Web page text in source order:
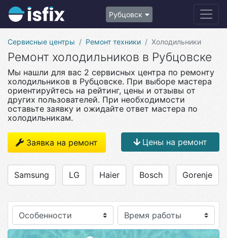
Рубцовск
Сервисные центры Ремонт техники Холодильники
Ремонт холодильников в Рубцовске
Мы нашли для вас 2 сервисных центра по ремонту
холодильников в Рубцовске. При выборе мастера
ориентируйтесь на рейтинг, цены и отзывы от
других пользователей. При необходимости
оставьте заявку и ожидайте ответ мастера по
холодильникам.
Заявка на ремонт Цены на ремонт
Samsung LG Haier Bosch Gorenje
Особенности